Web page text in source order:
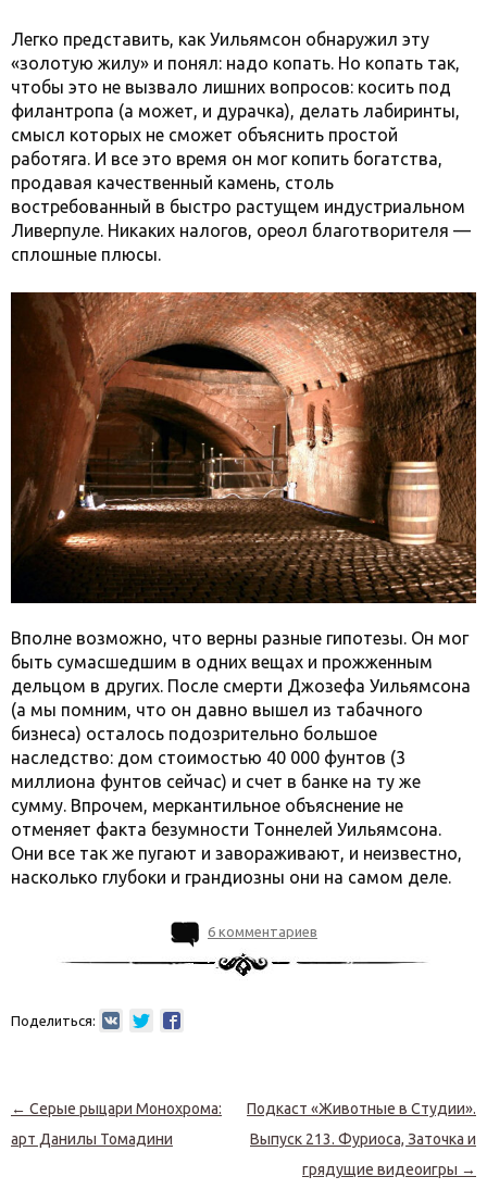
Легко представить, как Уильямсон обнаружил эту
«золотую жилу» и понял: надо копать. Но копать так,
чтобы это не вызвало лишних вопросов: косить под
филантропа (а может, и дурачка), делать лабиринты,
смысл которых не сможет объяснить простой
работяга. И все это время он мог копить богатства,
продавая качественный камень, столь
востребованный в быстро растущем индустриальном
Ливерпуле. Никаких налогов, ореол благотворителя —
сплошные плюсы.
Вполне возможно, что верны разные гипотезы. Он мог
быть сумасшедшим в одних вещах и прожженным
дельцом в других. После смерти Джозефа Уильямсона
(а мы помним, что он давно вышел из табачного
бизнеса) осталось подозрительно большое
наследство: дом стоимостью 40 000 фунтов (3
миллиона фунтов сейчас) и счет в банке на ту же
сумму. Впрочем, меркантильное объяснение не
отменяет факта безумности Тоннелей Уильямсона.
Они все так же пугают и завораживают, и неизвестно,
насколько глубоки и грандиозны они на самом деле.
6 комментариев
Поделиться:
Навигация по записям
← Серые рыцари Монохрома:
арт Данилы Томадини
Подкаст «Животные в Студии».
Выпуск 213. Фуриоса, Заточка и
грядущие видеоигры →